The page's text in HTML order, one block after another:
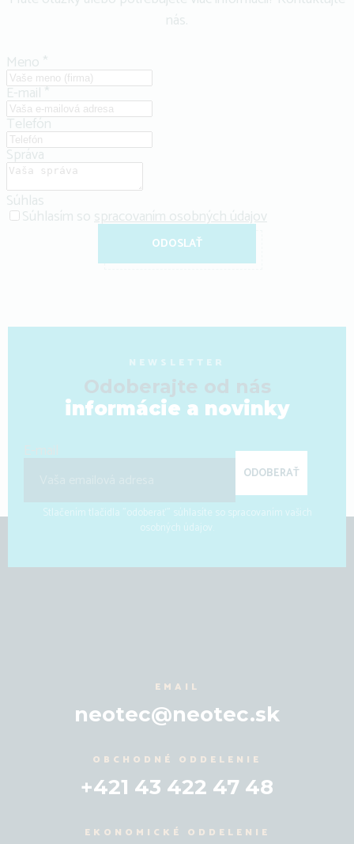
nás.
Meno *
E-mail*
Telefón
Správa
Súhlas
Súhlasím sospracovaním osobných údajov
ODOSLAŤ
NEWSLETTER
informácie a novinky
ODOBERAŤ
Stlačením tlačidla "odoberať" súhlasíte so spracovaním vašich
osobných údajov.
EMAIL
neotec@neotec.sk
OBCHODNÉ ODDELENIE
+421 43 422 47 48
EKONOMICKÉ ODDELENIE